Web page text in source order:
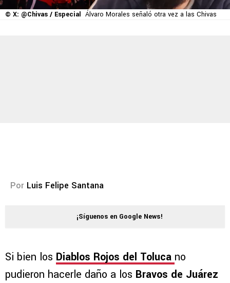
© X: @Chivas / Especial Álvaro Morales señaló otra vez a las Chivas
Por Luis Felipe Santana
¡Síguenos en Google News!
Si bien los Diablos Rojos del Toluca no
pudieron hacerle daño a los Bravos de Juárez